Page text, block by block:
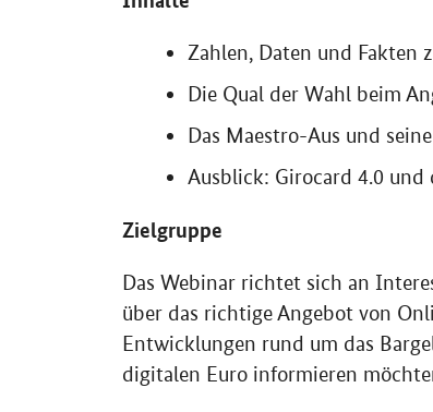
Zahlen, Daten und Fakten
Die Qual der Wahl beim
Das Maestro-Aus und
Ausblick: Girocard 4.0 und
Zielgruppe
Das Webinar richtet sich an
über das richtige Angebot von
Entwicklungen rund um das
digitalen Euro informieren